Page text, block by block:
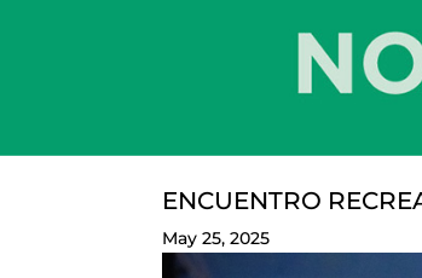
ENCUENTRO
May 25, 2025